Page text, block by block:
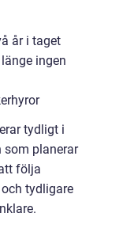
år i taget
ingen
tydligt i
som planerar
följa
tydligare